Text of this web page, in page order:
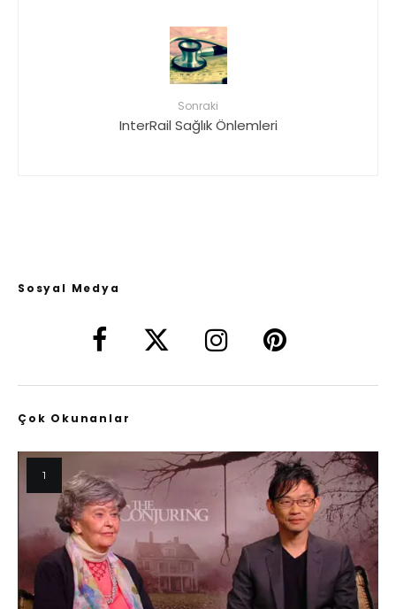
Sonraki
InterRail Sağlık Önlemleri
Sosyal Medya
Çok Okunanlar